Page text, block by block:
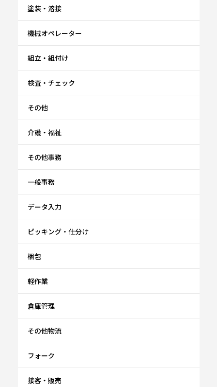
塗装・溶接
機械オペレーター
組立・組付け
検査・チェック
その他
介護・福祉
その他事務
一般事務
データ入力
ピッキング・仕分け
梱包
軽作業
倉庫管理
その他物流
フォーク
接客・販売